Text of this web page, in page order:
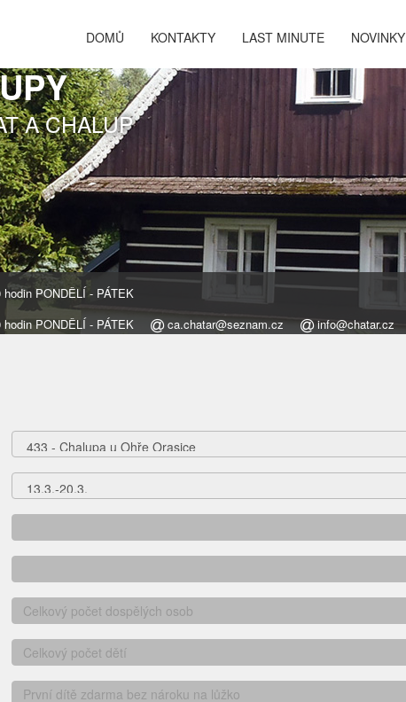
DOMŮ KONTAKTY LAST MINUTE NOVINKY
A CHALUP
PONDĚLÍ - PÁTEK
PONDĚLÍ - PÁTEK
ca.chatar@seznam.cz info@chatar.cz